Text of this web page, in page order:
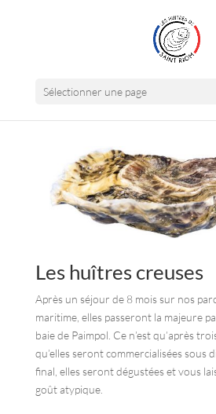
Sélectionner une page
Les huîtres creuses
Après un séjour de 8 mois sur nos
maritime, elles passeront la majeure
baie de Paimpol. Ce n’est qu’après
qu’elles seront commercialisées sous
final, elles seront dégustées et vous
goût atypique.